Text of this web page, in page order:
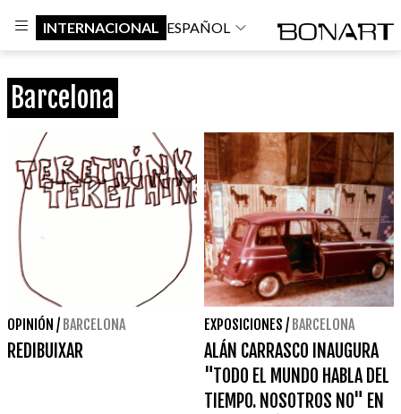
INTERNACIONAL ESPAÑOL
Barcelona
OPINIÓN / BARCELONA
REDIBUIXAR
EXPOSICIONES / BARCELONA
ALÁN CARRASCO INAUGURA
"TODO EL MUNDO HABLA DEL
TIEMPO. NOSOTROS NO" EN